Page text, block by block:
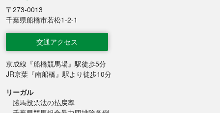
船橋競馬
〒273-0013
千葉県船橋市若松1-2-1
交通アクセス
京成線『船橋競馬場』駅徒歩5分
JR京葉『南船橋』駅より徒歩10分
リーガル
勝馬投票法の払戻率